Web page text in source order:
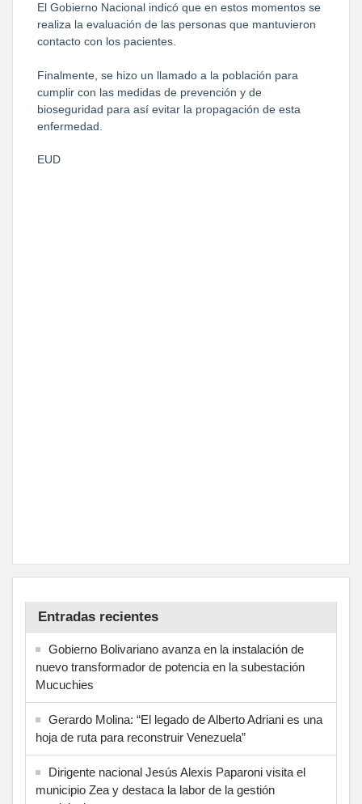
El Gobierno Nacional indicó que en estos momentos se
realiza la evaluación de las personas que mantuvieron
contacto con los pacientes.
Finalmente, se hizo un llamado a la población para
cumplir con las medidas de prevención y de
bioseguridad para así evitar la propagación de esta
enfermedad.
EUD
Entradas recientes
Gobierno Bolivariano avanza en la instalación de
nuevo transformador de potencia en la subestación
Mucuchies
Gerardo Molina: “El legado de Alberto Adriani es una
hoja de ruta para reconstruir Venezuela”
Dirigente nacional Jesús Alexis Paparoni visita el
municipio Zea y destaca la labor de la gestión